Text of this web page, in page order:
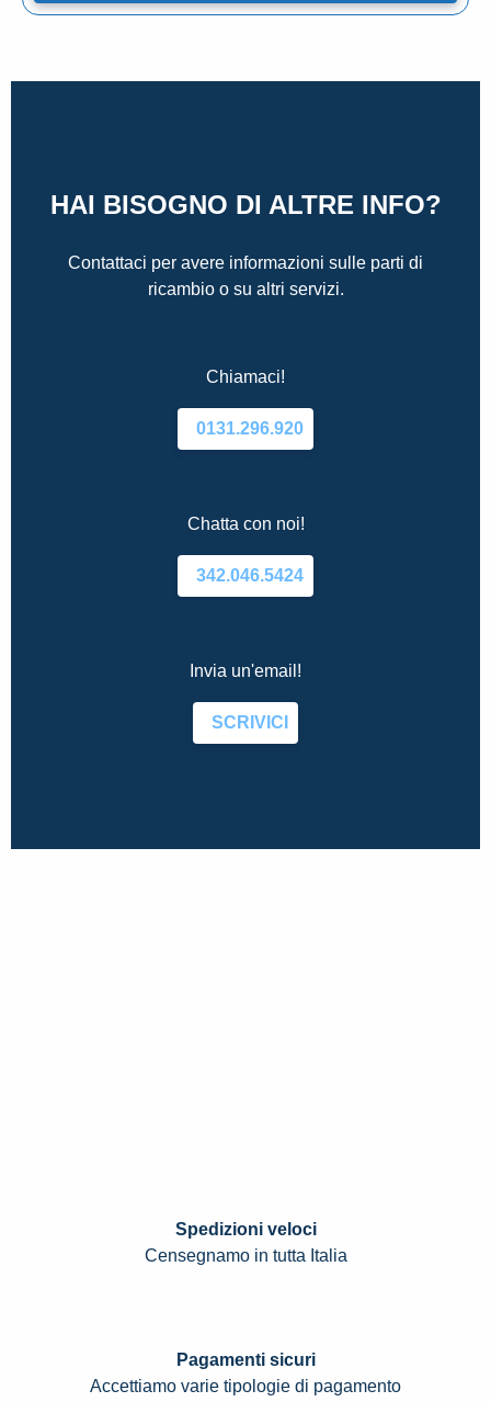
HAI BISOGNO DI ALTRE INFO?
Contattaci per avere informazioni sulle parti di
ricambio o su altri servizi.
Chiamaci!
0131.296.920
Chatta con noi!
342.046.5424
Invia un'email!
SCRIVICI
Spedizioni veloci
Censegnamo in tutta Italia
Pagamenti sicuri
Accettiamo varie tipologie di pagamento